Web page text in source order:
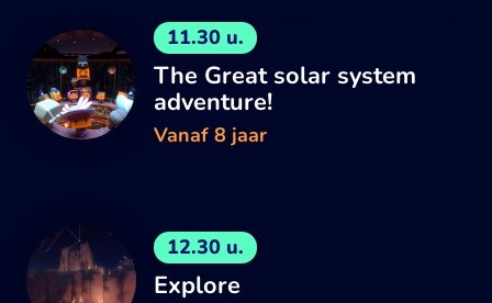
11.30 u.
The Great solar system
adventure!
Vanaf 8 jaar
12.30 u.
Explore